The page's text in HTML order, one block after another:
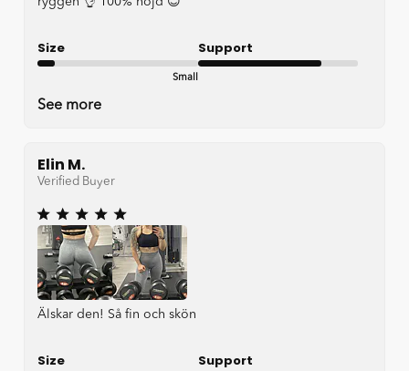
Size
Small
Support
See more
Elin M.
Verified Buyer
Älskar den! Så fin och skön
Size Support